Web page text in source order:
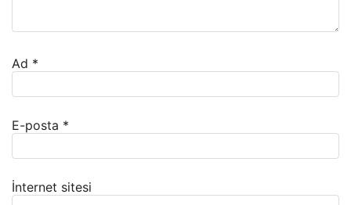
Ad *
E-posta *
İnternet sitesi